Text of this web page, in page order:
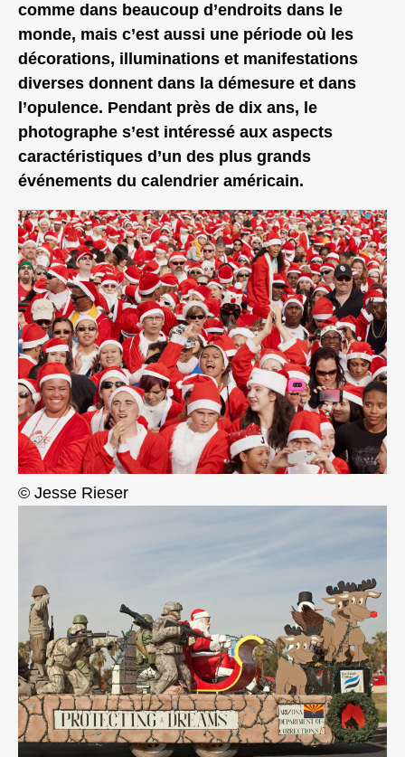
comme dans beaucoup d’endroits dans le
monde, mais c’est aussi une période où les
décorations, illuminations et manifestations
diverses donnent dans la démesure et dans
l’opulence. Pendant près de dix ans, le
photographe s’est intéressé aux aspects
caractéristiques d’un des plus grands
événements du calendrier américain.
© Jesse Rieser